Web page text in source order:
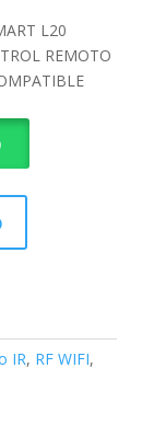
L20
REMOTO
IR, RF WIFI,